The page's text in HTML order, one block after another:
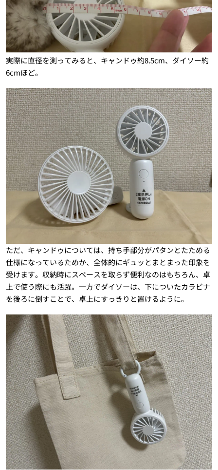
実際に直径を測ってみると、キャンドゥ約8.5cm、ダイソー約
6cmほど。
ただ、キャンドゥについては、持ち手部分がパタンとたためる
仕様になっているためか、全体的にギュッとまとまった印象を
受けます。収納時にスペースを取らず便利なのはもちろん、卓
上で使う際にも活躍。一方でダイソーは、下についたカラビナ
を後ろに倒すことで、卓上にすっきりと置けるように。